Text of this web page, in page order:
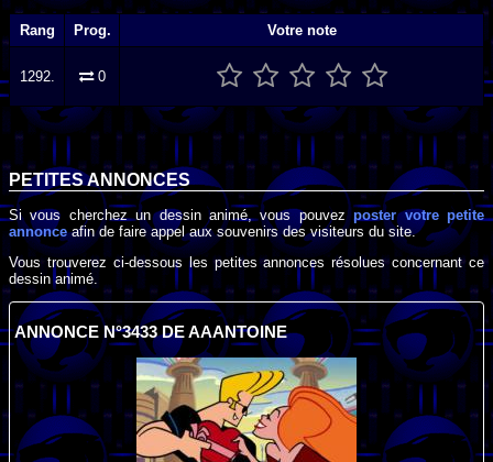
Rang Prog. Votre note
1292. 0
PETITES ANNONCES
Si vous cherchez un dessin animé, vous pouvezposter votre petite
annonceafin de faire appel aux souvenirs des visiteurs du site.
Vous trouverez ci-dessous les petites annonces résolues concernant ce
dessin animé.
ANNONCE N°3433 DE AAANTOINE